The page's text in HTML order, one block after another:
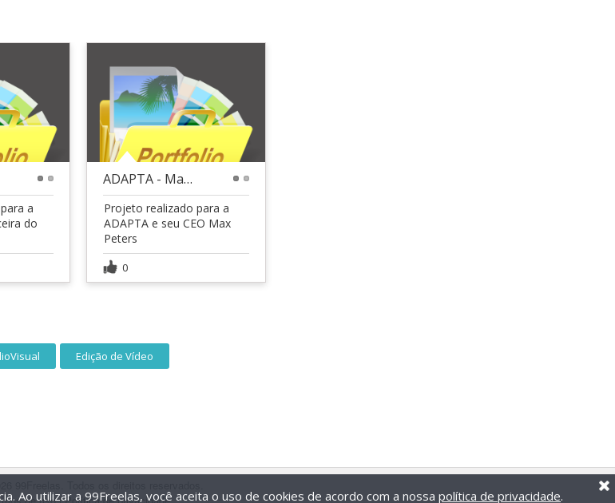
a
do
ADAPTA - Max Peters
Projeto realizado para a
ADAPTA e seu CEO Max
Peters
0
Edição de Vídeo
Ao utilizar a 99Freelas, você aceita o uso de cookies de acordo com a nossa política de privacidade.